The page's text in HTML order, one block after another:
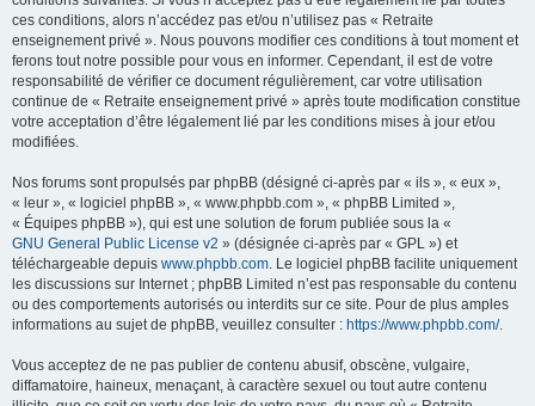
ces conditions, alors n’accédez pas et/ou n’utilisez pas « Retraite
enseignement privé ». Nous pouvons modifier ces conditions à tout moment et
ferons tout notre possible pour vous en informer. Cependant, il est de votre
responsabilité de vérifier ce document régulièrement, car votre utilisation
continue de « Retraite enseignement privé » après toute modification constitue
votre acceptation d’être légalement lié par les conditions mises à jour et/ou
modifiées.
Nos forums sont propulsés par phpBB (désigné ci-après par « ils », « eux »,
« leur », « logiciel phpBB », « www.phpbb.com », « phpBB Limited »,
« Équipes phpBB »), qui est une solution de forum publiée sous la «
GNU General Public License v2 » (désignée ci-après par « GPL ») et
téléchargeable depuis www.phpbb.com. Le logiciel phpBB facilite uniquement
les discussions sur Internet ; phpBB Limited n’est pas responsable du contenu
ou des comportements autorisés ou interdits sur ce site. Pour de plus amples
informations au sujet de phpBB, veuillez consulter : https://www.phpbb.com/.
Vous acceptez de ne pas publier de contenu abusif, obscène, vulgaire,
diffamatoire, haineux, menaçant, à caractère sexuel ou tout autre contenu